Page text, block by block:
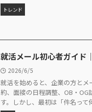
トレンド
就活メール初心者ガイド
2026/6/5
就活を始めると、企業の方と
約、面接の日程調整、OB・
す。しかし、最初は「件名って